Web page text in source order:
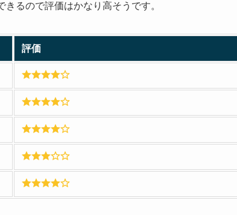
るので評価はかなり高そうです。
評価